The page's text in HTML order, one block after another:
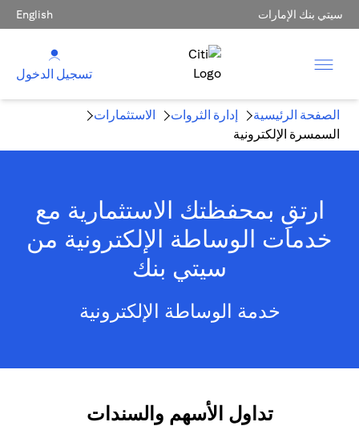
سيتي بنك الإمارات English
تسجيل الدخول
الصفحة الرئيسية إدارة الثروات
الاستثمارات
السمسرة الإلكترونية
ارتقِ بمحفظتك الاستثمارية مع
خدمات الوساطة الإلكترونية من
سيتي بنك
خدمة الوساطة الإلكترونية
تداول الأسهم والسندات